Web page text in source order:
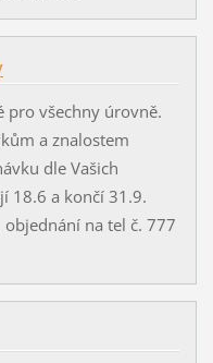
pro všechny úrovně.
a znalostem
dle Vašich
18.6 a končí 31.9.
na tel č. 777